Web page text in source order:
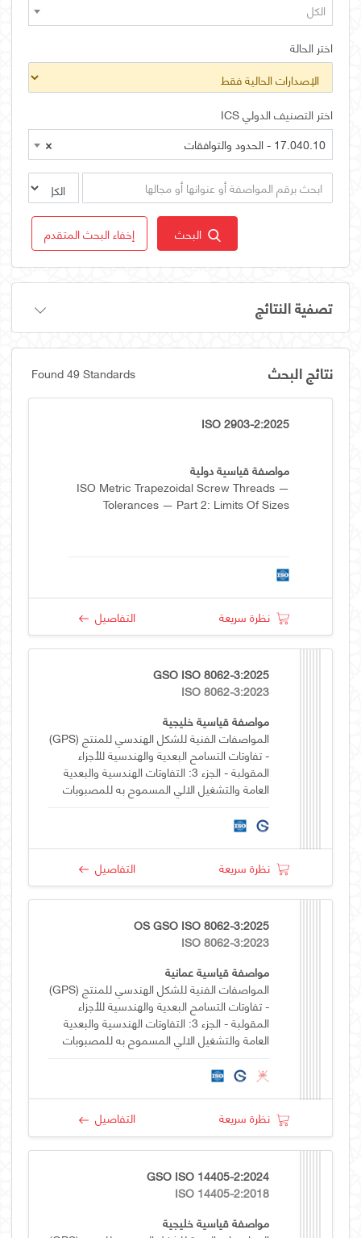
الكل
اختر الحالة
اختر التصنيف الدولي ICS
×
17.040.10 - الحدود والتوافقات
البحث إخفاء البحث المتقدم
تصفية النتائج
نتائج البحث Found 49 Standards
ISO 2903-2:2025
مواصفة قياسية دولية
ISO Metric Trapezoidal Screw Threads —
Tolerances — Part 2: Limits Of Sizes
نظرة سريعة التفاصيل
GSO ISO 8062-3:2025
ISO 8062-3:2023
مواصفة قياسية خليجية
المواصفات الفنية للشكل الهندسي للمنتج (GPS)
- تفاوتات التسامح البعدية والهندسية للأجزاء
المقولبة - الجزء 3: التفاوتات الهندسية والبعدية
العامة والتشغيل الالي المسموح به للمصبوبات
باستخدام التفاوتات ± للأبعاد المحددة
نظرة سريعة التفاصيل
OS GSO ISO 8062-3:2025
ISO 8062-3:2023
مواصفة قياسية عمانية
المواصفات الفنية للشكل الهندسي للمنتج (GPS)
- تفاوتات التسامح البعدية والهندسية للأجزاء
المقولبة - الجزء 3: التفاوتات الهندسية والبعدية
العامة والتشغيل الالي المسموح به للمصبوبات
باستخدام التفاوتات ± للأبعاد المحددة
نظرة سريعة التفاصيل
GSO ISO 14405-2:2024
ISO 14405-2:2018
مواصفة قياسية خليجية